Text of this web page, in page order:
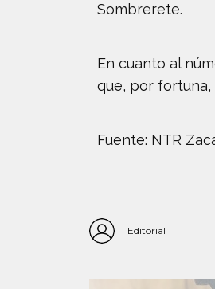
Sombrerete.
En cuanto al
que, por
Fuente: NTR
Editorial